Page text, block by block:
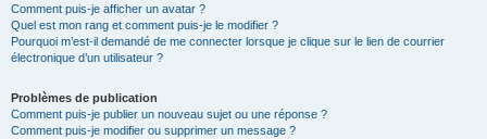
Comment puis-je afficher un avatar ?
Quel est mon rang et comment puis-je le modifier ?
Pourquoi m’est-il demandé de me connecter lorsque je clique sur le lien de courrier
électronique d’un utilisateur ?
Problèmes de publication
Comment puis-je publier un nouveau sujet ou une réponse ?
Comment puis-je modifier ou supprimer un message ?